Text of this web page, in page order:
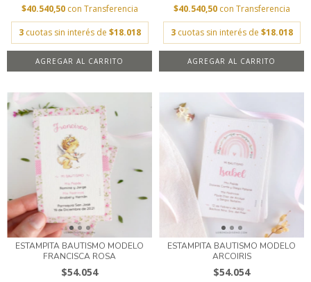
$40.540,50 con Transferencia
3 cuotas sin interés de $18.018
AGREGAR AL CARRITO
$40.540,50 con Transferencia
3 cuotas sin interés de $18.018
AGREGAR AL CARRITO
ESTAMPITA BAUTISMO MODELO
FRANCISCA ROSA
$54.054
ESTAMPITA BAUTISMO MODELO
ARCOIRIS
$54.054